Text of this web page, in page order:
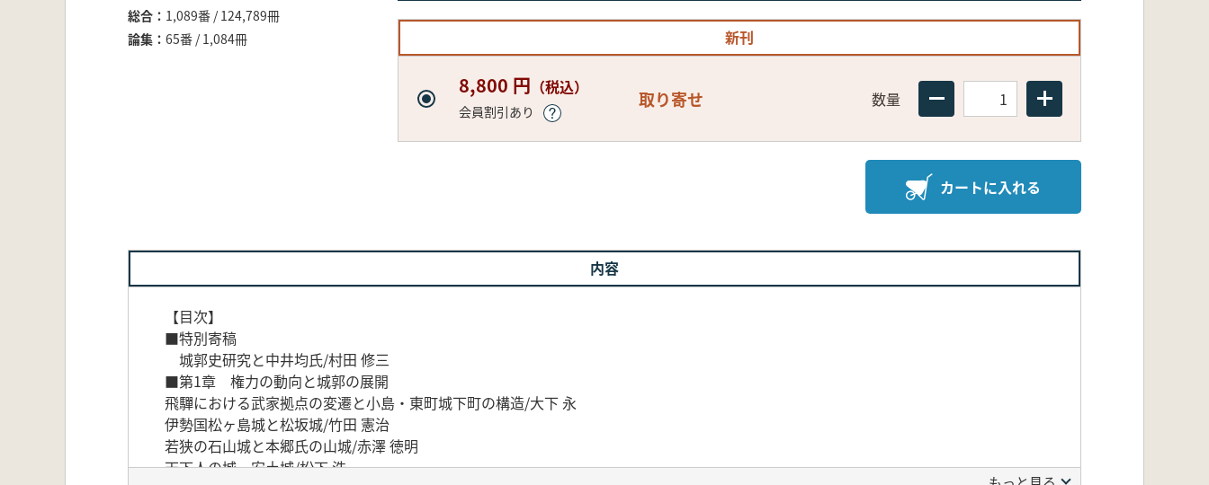
総合
1,089番 / 124,789冊
論集
65番 / 1,084冊 新刊
8,800 円 （税込）
会員割引あり
取り寄せ 数量
カートに入れる
内容
【目次】
■特別寄稿
城郭史研究と中井均氏/村田 修三
■第1章 権力の動向と城郭の展開
飛驒における武家拠点の変遷と小島・東町城下町の構造/大下 永
伊勢国松ヶ島城と松坂城/竹田 憲治
若狭の石山城と本郷氏の山城/赤澤 徳明
天下人の城 安土城/松下 浩